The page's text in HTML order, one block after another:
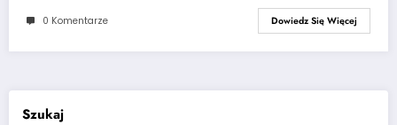
0 Komentarze Dowiedz Się Więcej
Szukaj